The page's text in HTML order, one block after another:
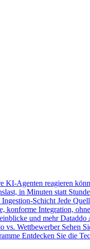
KI-Agenten reagieren
in Minuten statt
Schicht Jede
konforme Integration,
und mehr Dataddo
vs. Wettbewerber Sehen
Entdecken Sie die